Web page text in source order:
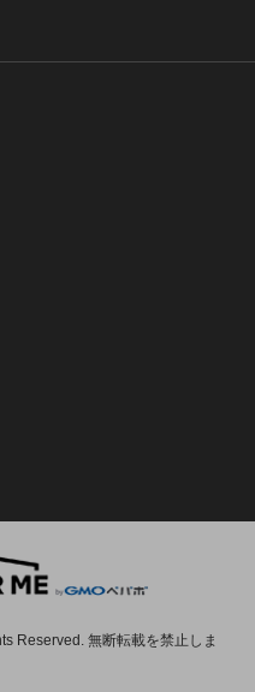
Reserved. 無断転載を禁止しま